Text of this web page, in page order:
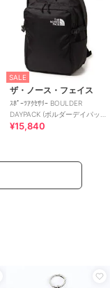
SALE
ザ・ノース・フェイス
ｽﾎﾟｰﾂｱｸｾｻﾘｰ BOULDER
DAYPACK (ボルダーデイパッ
ク)
¥15,840